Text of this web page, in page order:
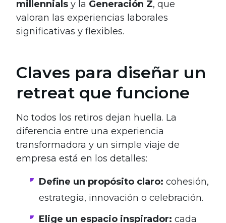
millennials y la Generación Z, que
valoran las experiencias laborales
significativas y flexibles.
Claves para diseñar un
retreat que funcione
No todos los retiros dejan huella. La
diferencia entre una experiencia
transformadora y un simple viaje de
empresa está en los detalles:
Define un propósito claro: cohesión,
estrategia, innovación o celebración.
Elige un espacio inspirador: cada